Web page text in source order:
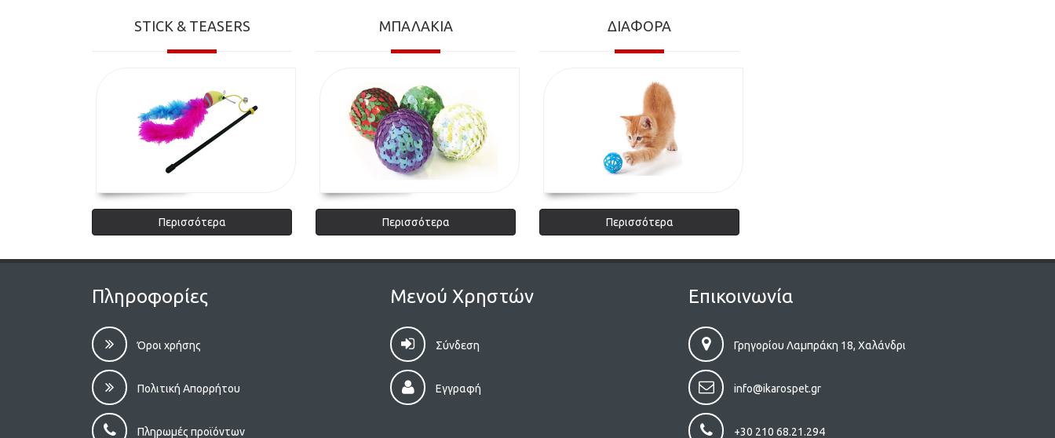
STICK & TEASERS
Περισσότερα
ΜΠΑΛΑΚΙΑ
Περισσότερα
ΔΙΑΦΟΡΑ
Περισσότερα
Πληροφορίες
Όροι χρήσης
Πολιτική Απορρήτου
Πληρωμές προϊόντων
Μενού Χρηστών
Σύνδεση
Εγγραφή
Επικοινωνία
Γρηγορίου Λαμπράκη 18, Χαλάνδρι
info@ikarospet.gr
+30 210 68.21.294